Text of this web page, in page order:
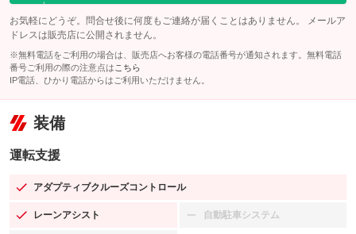
お気軽にどうぞ。問合せ後に何度もご連絡が届くことはありません。 メールア
ドレスは販売店に公開されません。
※無料電話をご利用の場合は、販売店へお客様の電話番号が通知されます。無料電話
番号ご利用の際の注意点は こちら
IP電話、ひかり電話からはご利用いただけません。
装備
運転支援
アダプティブクルーズコントロール
：装備あり
レーンアシスト
：装備あり 自動駐車システム
：装備なし